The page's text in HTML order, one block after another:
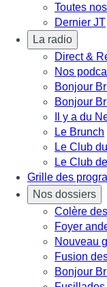
Toutes
Dernier JT
La radio
Direct &
Nos
Bonjour
Bonjour
Il y a du
Le Brunch
Le Club
Le Club
Grille des
Nos dossiers
Colère
Foyer
Nouveau
Fusion
Bonjour